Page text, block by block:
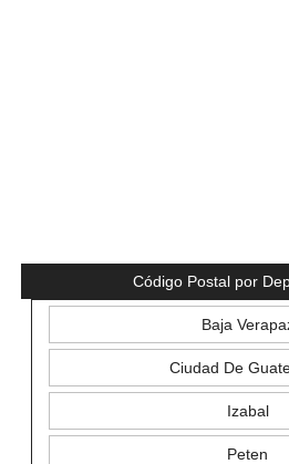
Código Postal por
Baja
Ciudad De
Izabal
Peten